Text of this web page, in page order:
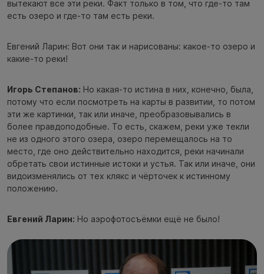
вытекают все эти реки. Факт только в том, что где-то там
есть озеро и где-то там есть реки.
Евгений Ларин: Вот они так и нарисованы: какое-то озеро и
какие-то реки!
Игорь Степанов: Но какая-то истина в них, конечно, была,
потому что если посмотреть на карты в развитии, то потом
эти же картинки, так или иначе, преобразовывались в
более правдоподобные. То есть, скажем, реки уже текли
не из одного этого озера, озеро перемещалось на то
место, где оно действительно находится, реки начинали
обретать свои истинные истоки и устья. Так или иначе, они
видоизменялись от тех клякс и чёрточек к истинному
положению.
Евгений Ларин: Но аэрофотосъёмки ещё не было!